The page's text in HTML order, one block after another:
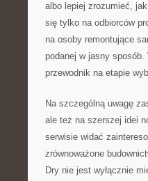
albo lepiej zrozumieć,
się tylko na odbiorców
na osoby remontujące
podanej w jasny sposób.
przewodnik na etapie
Na szczególną uwagę
ale też na szerszej idei
serwisie widać
zrównoważone
Dry nie jest wyłącznie